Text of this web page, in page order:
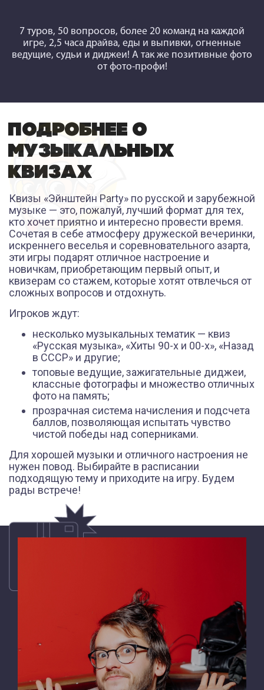
7 туров, 50 вопросов, более 20 команд на каждой
игре, 2,5 часа драйва, еды и выпивки, огненные
ведущие, судьи и диджеи! А так же позитивные фото
от фото-профи!
ПОДРОБНЕЕ О
МУЗЫКАЛЬНЫХ
КВИЗАХ
Квизы «Эйнштейн Party» по русской и зарубежной
музыке — это, пожалуй, лучший формат для тех,
кто хочет приятно и интересно провести время.
Сочетая в себе атмосферу дружеской вечеринки,
искреннего веселья и соревновательного азарта,
эти игры подарят отличное настроение и
новичкам, приобретающим первый опыт, и
квизерам со стажем, которые хотят отвлечься от
сложных вопросов и отдохнуть.
Игроков ждут:
несколько музыкальных тематик — квиз
«Русская музыка», «Хиты 90-х и 00-х», «Назад
в СССР» и другие;
топовые ведущие, зажигательные диджеи,
классные фотографы и множество отличных
фото на память;
прозрачная система начисления и подсчета
баллов, позволяющая испытать чувство
чистой победы над соперниками.
Для хорошей музыки и отличного настроения не
нужен повод. Выбирайте в расписании
подходящую тему и приходите на игру. Будем
рады встрече!